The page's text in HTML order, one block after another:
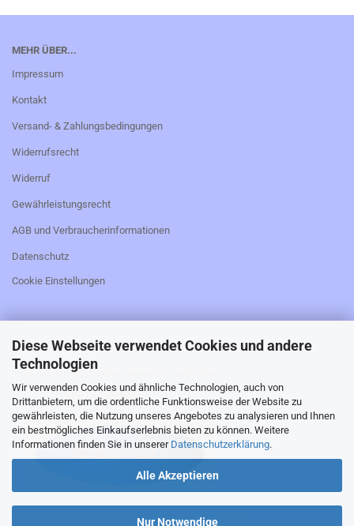
Diese Webseite verwendet Cookies und andere
Technologien
Wir verwenden Cookies und ähnliche Technologien, auch von
Drittanbietern, um die ordentliche Funktionsweise der Website zu
gewährleisten, die Nutzung unseres Angebotes zu analysieren und Ihnen
ein bestmögliches Einkaufserlebnis bieten zu können. Weitere
Informationen finden Sie in unserer Datenschutzerklärung.
Alle Akzeptieren
Nur Notwendige
MEHR ÜBER...
Impressum
Kontakt
Versand- & Zahlungsbedingungen
Widerrufsrecht
Widerruf
Gewährleistungsrecht
AGB und Verbraucherinformationen
Datenschutz
Cookie Einstellungen
_________________________________________________
Falls Sie den Kaufvertrag widerrufen möchten,
bitte hier klicken: